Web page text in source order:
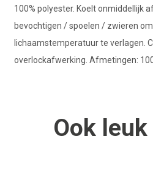
100% polyester. Koelt onmiddellijk
bevochtigen / spoelen / zwieren
lichaamstemperatuur te verlagen.
overlockafwerking. Afmetingen:
Ook leuk